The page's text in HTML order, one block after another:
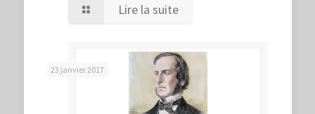
Lire la suite
23 janvier 2017